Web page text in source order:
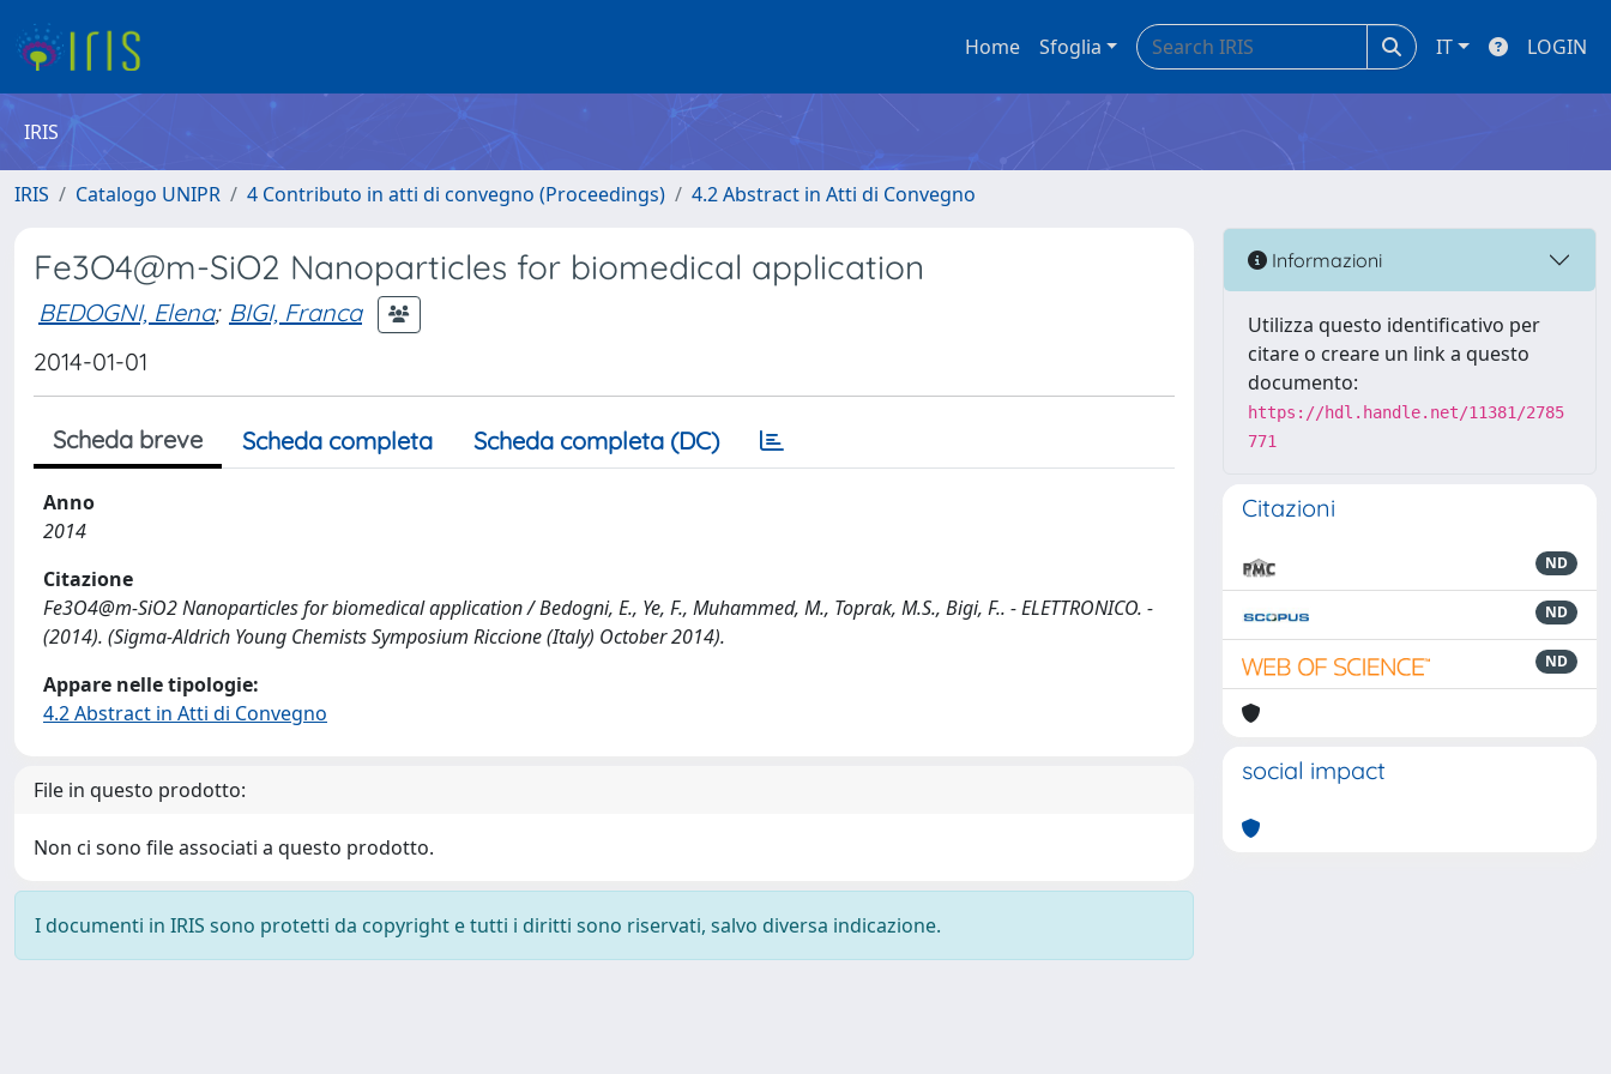
Home Sfoglia IT LOGIN
IRIS
IRIS Catalogo UNIPR 4 Contributo in atti di convegno (Proceedings) 4.2 Abstract in Atti di Convegno
Fe3O4@m-SiO2 Nanoparticles for biomedical application
BEDOGNI, Elena; BIGI, Franca
2014-01-01
Scheda breve Scheda completa Scheda completa (DC)
Anno
2014
Citazione
Fe3O4@m-SiO2 Nanoparticles for biomedical application / Bedogni, E., Ye, F., Muhammed, M., Toprak, M.S., Bigi, F.. - ELETTRONICO. -
(2014). (Sigma-Aldrich Young Chemists Symposium Riccione (Italy) October 2014).
Appare nelle tipologie:
4.2 Abstract in Atti di Convegno
File in questo prodotto:
Non ci sono file associati a questo prodotto.
I documenti in IRIS sono protetti da copyright e tutti i diritti sono riservati, salvo diversa indicazione.
Informazioni
Utilizza questo identificativo per
citare o creare un link a questo
documento:
https://hdl.handle.net/11381/2785
771
Citazioni
ND
ND
ND
social impact